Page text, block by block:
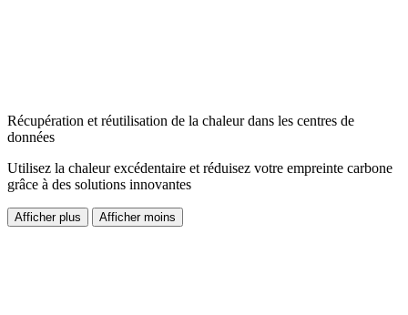
Récupération et réutilisation de la chaleur dans les centres de
données
Utilisez la chaleur excédentaire et réduisez votre empreinte carbone
grâce à des solutions innovantes
Afficher plus Afficher moins